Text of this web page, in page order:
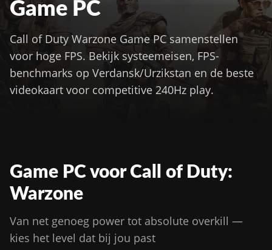
Game PC
Call of Duty Warzone Game PC samenstellen
voor hoge FPS. Bekijk systeemeisen, FPS-
benchmarks op Verdansk/Urzikstan en de beste
videokaart voor competitive 240Hz play.
Game PC voor Call of Duty:
Warzone
Van net genoeg power tot absolute overkill —
kies het level dat bij jou past